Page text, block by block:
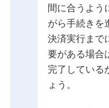
間に合うよう
がら手続きを
決済実行まで
要がある場合
完了している
ょう。